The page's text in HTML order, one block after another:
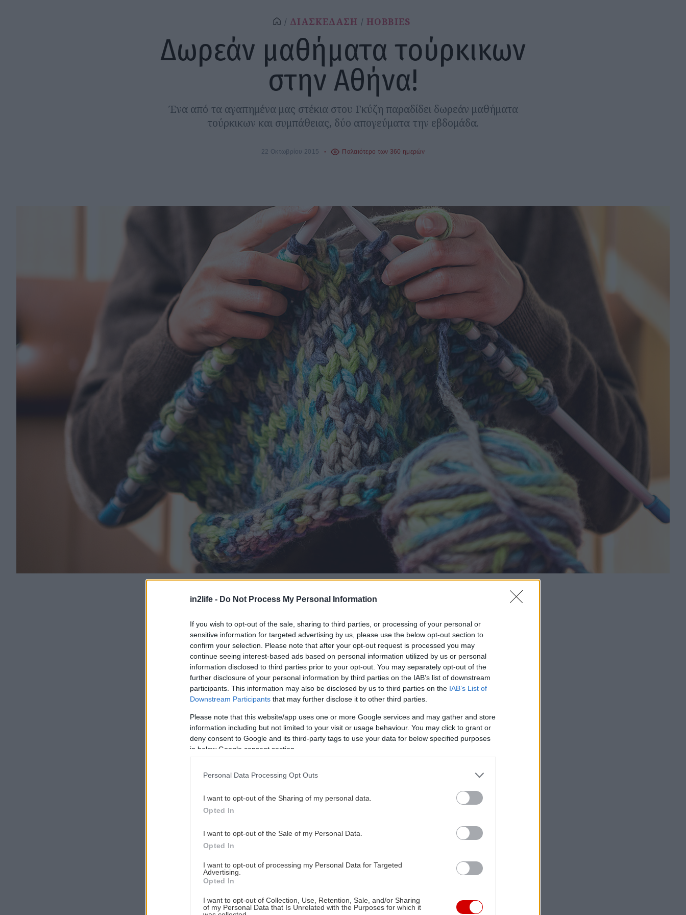
in2life - Do Not Process My Personal Information
If you wish to opt-out of the sale, sharing to third parties, or processing of your personal or
sensitive information for targeted advertising by us, please use the below opt-out section to
confirm your selection. Please note that after your opt-out request is processed you may
continue seeing interest-based ads based on personal information utilized by us or personal
information disclosed to third parties prior to your opt-out. You may separately opt-out of the
further disclosure of your personal information by third parties on the IAB’s list of downstream
participants. This information may also be disclosed by us to third parties on the IAB’s List of
Downstream Participants that may further disclose it to other third parties.
Please note that this website/app uses one or more Google services and may gather and store
information including but not limited to your visit or usage behaviour. You may click to grant or
deny consent to Google and its third-party tags to use your data for below specified purposes
in below Google consent section.
Personal Data Processing Opt Outs
I want to opt-out of the Sharing of my personal data.
Opted In
I want to opt-out of the Sale of my Personal Data.
Opted In
I want to opt-out of processing my Personal Data for Targeted
Advertising.
Opted In
I want to opt-out of Collection, Use, Retention, Sale, and/or Sharing
of my Personal Data that Is Unrelated with the Purposes for which it
ΔΙΑΣΚΕΔΑΣΗ HOBBIES
Δωρεάν μαθήματα τούρκικων
στην Αθήνα!
Ένα από τα αγαπημένα μας στέκια στου Γκύζη παραδίδει δωρεάν μαθήματα
τούρκικων και συμπάθειας, δύο απογεύματα την εβδομάδα.
22 Οκτωβρίου 2015 Παλαιότερο των 360 ημερών